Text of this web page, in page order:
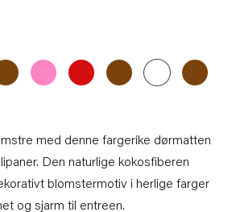
med denne fargerike dørmatten
Den naturlige kokosfiberen
blomstermotiv i herlige farger
og sjarm til entreen.